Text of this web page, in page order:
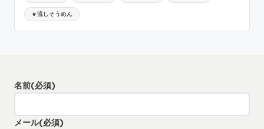
＃流しそうめん
名前(必須)
メール(必須)